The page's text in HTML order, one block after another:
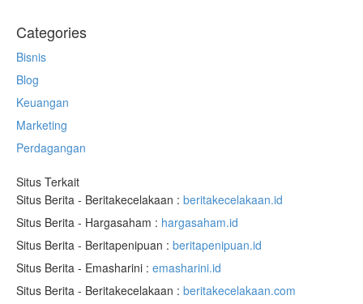
Categories
Bisnis
Blog
Keuangan
Marketing
Perdagangan
Situs Terkait
Situs Berita - Beritakecelakaan : beritakecelakaan.id
Situs Berita - Hargasaham : hargasaham.id
Situs Berita - Beritapenipuan : beritapenipuan.id
Situs Berita - Emasharini : emasharini.id
Situs Berita - Beritakecelakaan : beritakecelakaan.com